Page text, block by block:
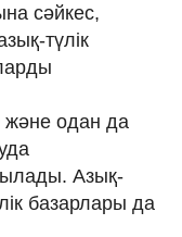
сәйкес,
түлік
одан да
Азық-
базарлары да